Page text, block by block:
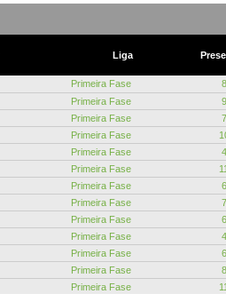
Liga
Primeira Fase
8
Primeira Fase
9
Primeira Fase
7
Primeira Fase
Primeira Fase
4
Primeira Fase
Primeira Fase
6
Primeira Fase
7
Primeira Fase
6
Primeira Fase
4
Primeira Fase
6
Primeira Fase
8
Primeira Fase